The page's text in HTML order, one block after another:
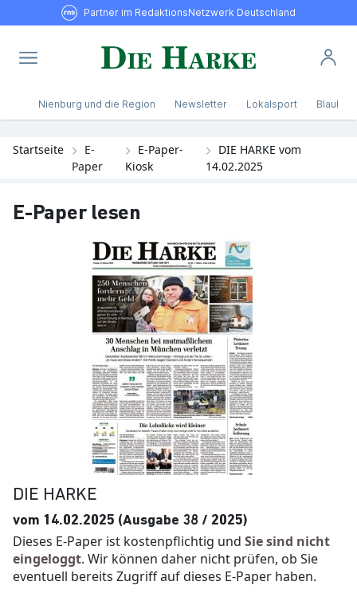
Partner im RedaktionsNetzwerk Deutschland
Nienburg und die Region Newsletter Lokalsport Blaulicht
Startseite
E-
Paper
E-Paper-
Kiosk
DIE HARKE vom
14.02.2025
E-Paper lesen
DIE HARKE
vom 14.02.2025 (Ausgabe 38 / 2025)
Dieses E-Paper ist kostenpflichtig und Sie sind nicht
eingeloggt. Wir können daher nicht prüfen, ob Sie
eventuell bereits Zugriff auf dieses E-Paper haben.